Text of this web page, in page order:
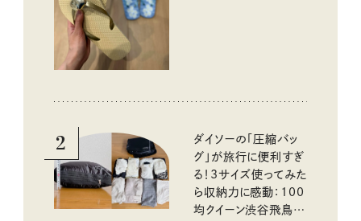
2
ダイソーの「圧縮バッ
グ」が旅行に便利すぎ
る！3サイズ使ってみた
ら収納力に感動：100
均クイーン渋谷飛鳥の